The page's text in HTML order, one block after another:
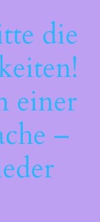
die
einer
–